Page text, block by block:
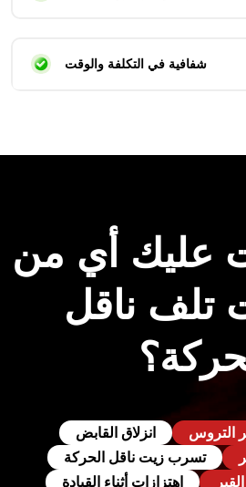
شفافية في التكلفة والوقت
عليك أي من
تلف ناقل
التروس
انزلاق القابض
تسرب زيت ناقل الحركة
اهتزازات أثناء القيادة